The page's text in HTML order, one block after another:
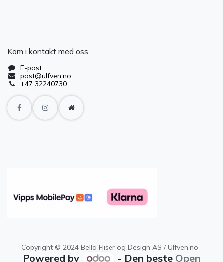
Kom i kontakt med oss
E-post
post@ulfven.no
+47 32240730
Copyright © 2024 Bella Fliser og Design AS / Ulfven.no
Powered by - Den beste Open